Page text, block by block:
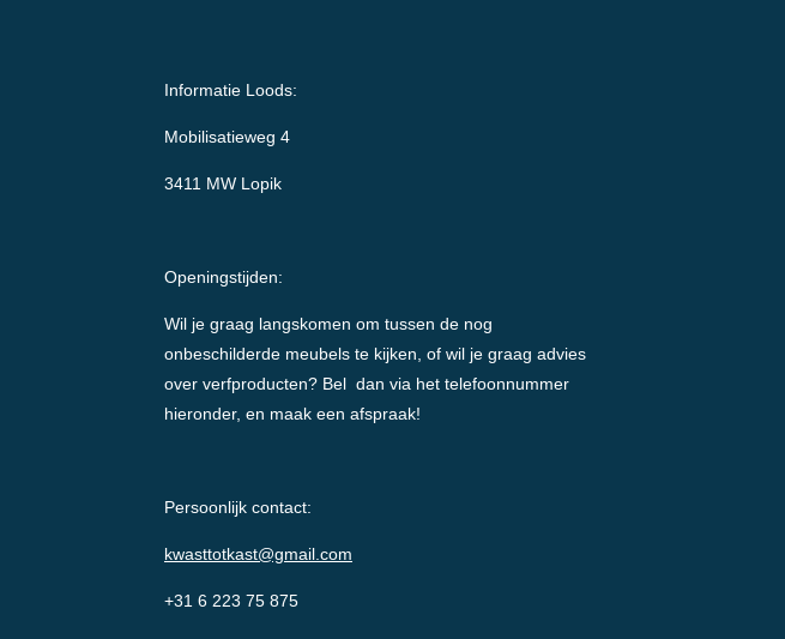
Informatie Loods:
Mobilisatieweg 4
3411 MW Lopik
Openingstijden:
Wil je graag langskomen om tussen de nog
onbeschilderde meubels te kijken, of wil je graag advies
over verfproducten? Bel dan via het telefoonnummer
hieronder, en maak een afspraak!
Persoonlijk contact:
kwasttotkast@gmail.com
+31 6 223 75 875